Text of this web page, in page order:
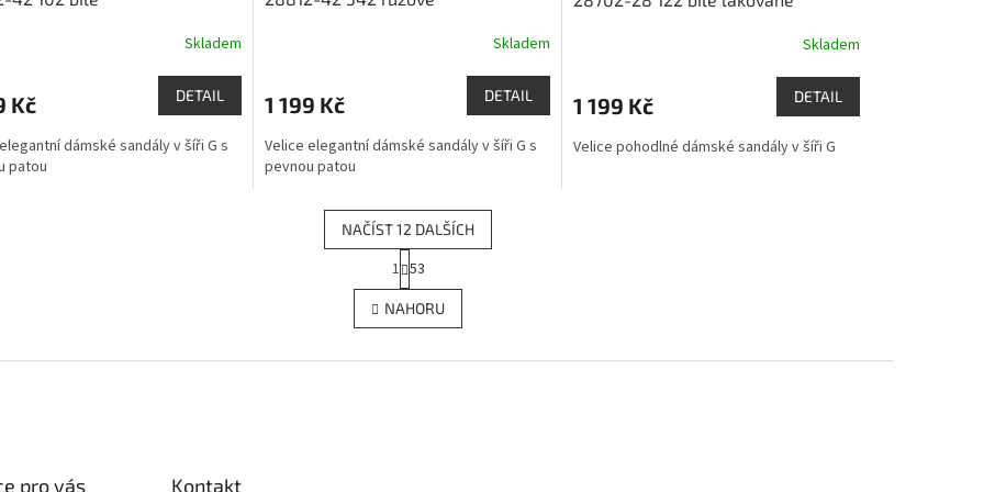
Skladem
Kč DETAIL
dámské sandály v šíři G s
patou
Skladem
1 199 Kč DETAIL
Velice elegantní dámské sandály v šíři G s
pevnou patou
Skladem
1 199 Kč DETAIL
Velice pohodlné dámské sandály v šíři G
O
v
l
d
NAČÍST 12 DALŠÍCH
t
r
á
n
1 53
NAHORU
pro vás Kontakt